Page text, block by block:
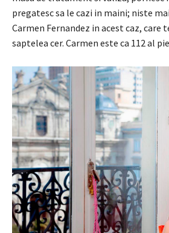
pregatesc sa le cazi in maini; niste
Carmen Fernandez in acest caz, care
saptelea cer. Carmen este ca 112 al